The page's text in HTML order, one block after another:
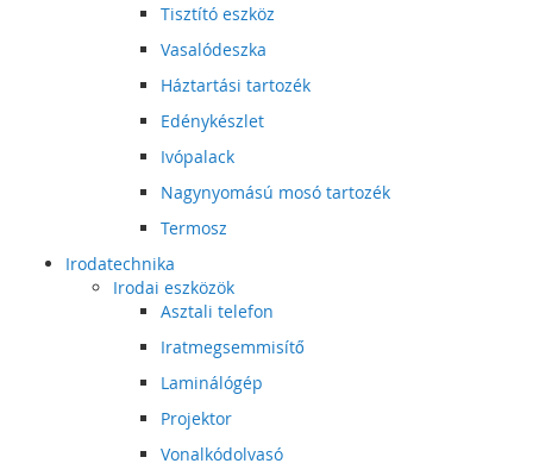
Tisztító eszköz
Vasalódeszka
Háztartási tartozék
Edénykészlet
Ivópalack
Nagynyomású mosó tartozék
Termosz
Irodatechnika
Irodai eszközök
Asztali telefon
Iratmegsemmisítő
Laminálógép
Projektor
Vonalkódolvasó